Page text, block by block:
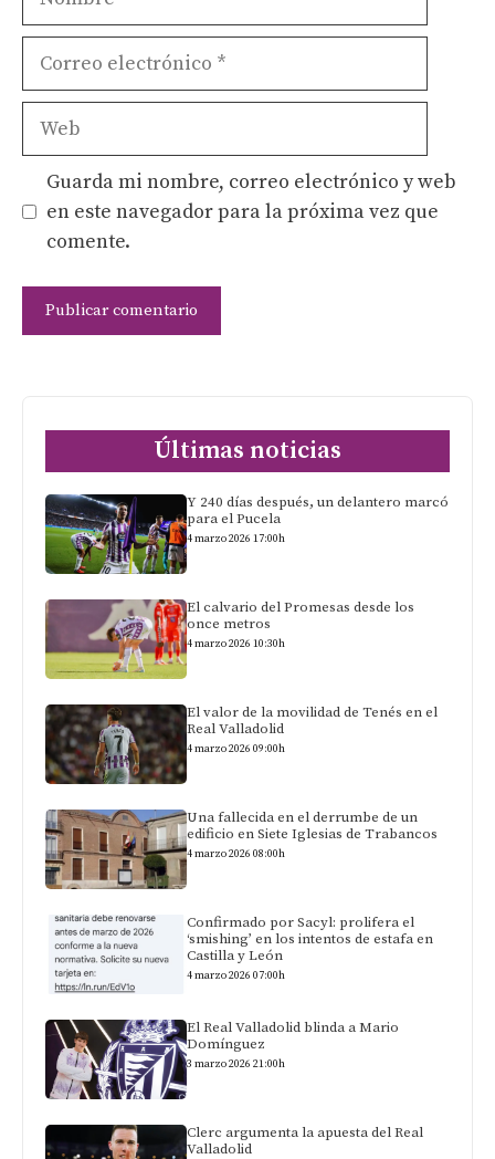
Correo
Web
Guarda mi nombre, correo electrónico y web
en este navegador para la próxima vez que
comente.
Últimas noticias
Y 240 días después, un delantero marcó
para el Pucela
4 marzo 2026 17:00h
El calvario del Promesas desde los
once metros
4 marzo 2026 10:30h
El valor de la movilidad de Tenés en el
Real Valladolid
4 marzo 2026 09:00h
Una fallecida en el derrumbe de un
edificio en Siete Iglesias de Trabancos
4 marzo 2026 08:00h
Confirmado por Sacyl: prolifera el
‘smishing’ en los intentos de estafa en
Castilla y León
4 marzo 2026 07:00h
El Real Valladolid blinda a Mario
Domínguez
3 marzo 2026 21:00h
Clerc argumenta la apuesta del Real
Valladolid